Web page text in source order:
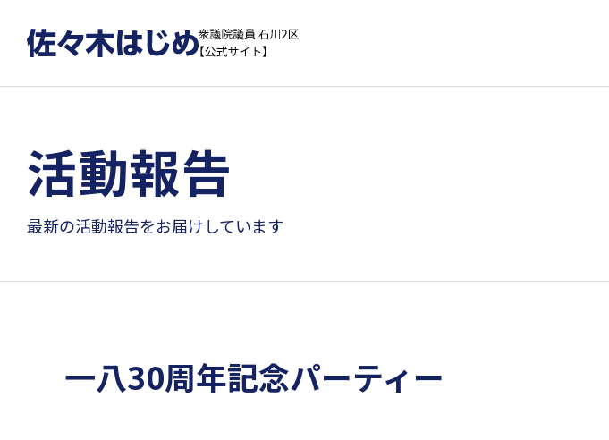
活動報告
最新の活動報告をお届けしています
一八30周年記念パーティー